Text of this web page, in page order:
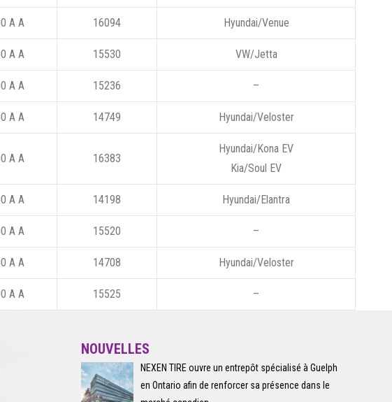
A A 16094 Hyundai/Venue
A A 15530 VW/Jetta
A A 15236 –
A A 14749 Hyundai/Veloster
A A 16383
Hyundai/Kona EV
Kia/Soul EV
A A 14198 Hyundai/Elantra
A A 15520 –
A A 14708 Hyundai/Veloster
A A 15525 –
NOUVELLES
NEXEN TIRE ouvre un entrepôt spécialisé à Guelph
en Ontario afin de renforcer sa présence dans le